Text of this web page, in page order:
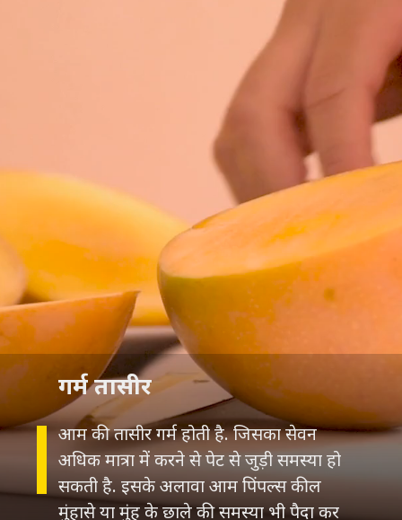
आम की तासीर गर्म होती है. जिसका सेवन
अधिक मात्रा में करने से पेट से जुड़ी समस्या हो
सकती है. इसके अलावा आम पिंपल्स कील
मुंहासे या मुंह के छाले की समस्या भी पैदा कर
गर्म तासीर